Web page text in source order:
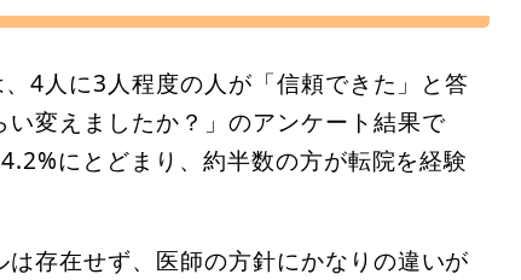
、4人に3人程度の人が「信頼できた」と答
変えましたか？」のアンケート結果で
にとどまり、約半数の方が転院を経験
存在せず、医師の方針にかなりの違いが